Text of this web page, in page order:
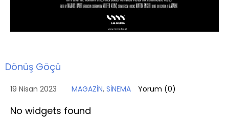
Dönüş Göçü
19 Nisan 2023 MAGAZİN, SİNEMA Yorum (0)
No widgets found